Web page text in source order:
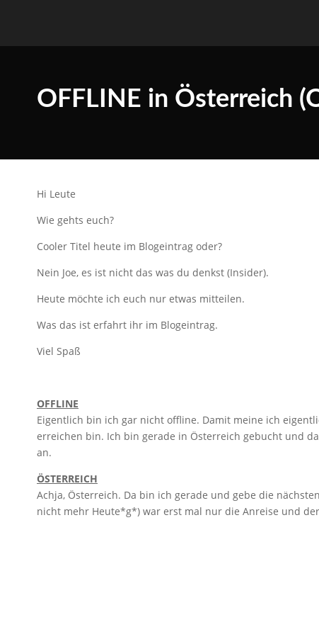
OFFLINE in Österreich
Hi Leute
Wie gehts euch?
Cooler Titel heute im Blogeintrag oder?
Nein Joe, es ist nicht das was du denkst (Insider).
Heute möchte ich euch nur etwas mitteilen.
Was das ist erfahrt ihr im Blogeintrag.
Viel Spaß
OFFLINE
Eigentlich bin ich gar nicht offline. Damit meine ich
erreichen bin. Ich bin gerade in Österreich gebucht und
an.
ÖSTERREICH
Achja, Österreich. Da bin ich gerade und gebe die
nicht mehr Heute*g*) war erst mal nur die Anreise und